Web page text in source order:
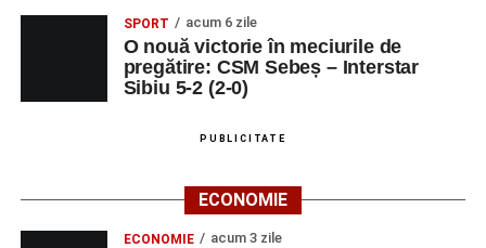
SPORT acum 6 zile
O nouă victorie în meciurile de
pregătire: CSM Sebeș – Interstar
Sibiu 5-2 (2-0)
PUBLICITATE
ECONOMIE
ECONOMIE acum 3 zile